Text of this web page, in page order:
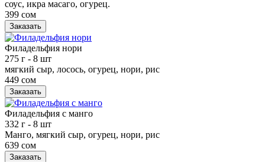
соус, икра масаго, огурец.
399 сом
Заказать
Филадельфия нори
275 г - 8 шт
мягкий сыр, лосось, огурец, нори, рис
449 сом
Заказать
Филадельфия с манго
332 г - 8 шт
Манго, мягкий сыр, огурец, нори, рис
639 сом
Заказать